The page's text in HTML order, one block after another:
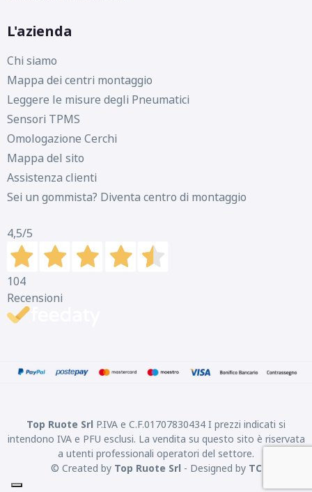
L'azienda
Chi siamo
Mappa dei centri montaggio
Leggere le misure degli Pneumatici
Sensori TPMS
Omologazione Cerchi
Mappa del sito
Assistenza clienti
Sei un gommista? Diventa centro di montaggio
4,5/5
104
Recensioni
Top Ruote Srl P.IVA e C.F.01707830434 I prezzi indicati si
intendono IVA e PFU esclusi. La vendita su questo sito è riservata
a utenti professionali operatori del settore.
© Created by Top Ruote Srl - Designed by TC